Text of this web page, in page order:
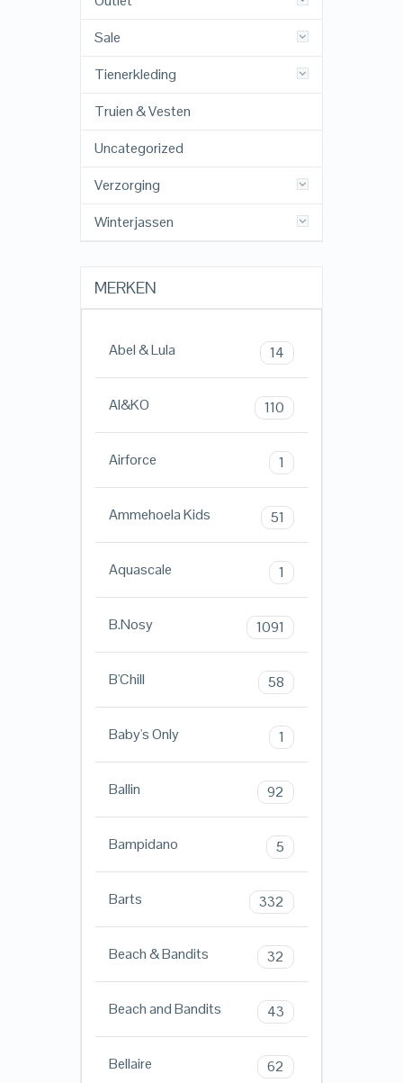
Sale
Tienerkleding
Truien & Vesten
Uncategorized
Verzorging
Winterjassen
MERKEN
Abel & Lula 14
AI&KO 110
Airforce 1
Ammehoela Kids 51
Aquascale 1
B.Nosy 1091
B'Chill 58
Baby's Only 1
Ballin 92
Bampidano 5
Barts 332
Beach & Bandits 32
Beach and Bandits 43
Bellaire 62